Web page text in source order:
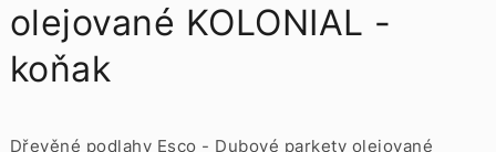
olejované KOLONIAL -
koňak
Dřevěné podlahy Esco - Dubové parkety olejované